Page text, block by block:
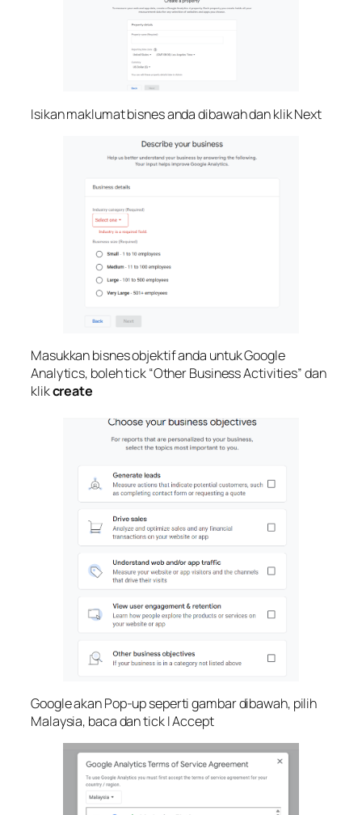
Isikan maklumat bisnes anda dibawah dan klik Next
Masukkan bisnes objektif anda untuk Google
Analytics, boleh tick “Other Business Activities” dan
klikcreate
Google akan Pop-up seperti gambar dibawah, pilih
Malaysia, baca dan tick I Accept